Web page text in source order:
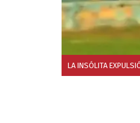
LA INSÓLITA